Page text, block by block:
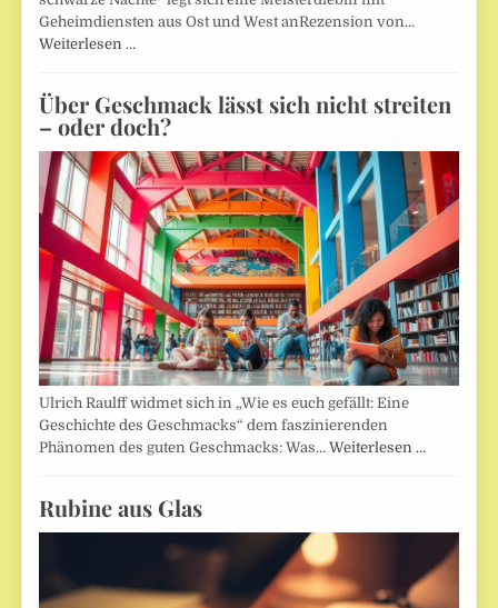
Geheimdiensten aus Ost und West anRezension von…
Weiterlesen …
Über Geschmack lässt sich nicht streiten
– oder doch?
Ulrich Raulff widmet sich in „Wie es euch gefällt: Eine
Geschichte des Geschmacks“ dem faszinierenden
Phänomen des guten Geschmacks: Was…Weiterlesen …
Rubine aus Glas